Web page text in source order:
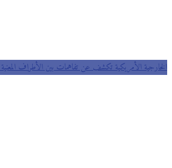
الخارجية الأمريكية تكشف عن تفاهمات بين الأطراف المعنية